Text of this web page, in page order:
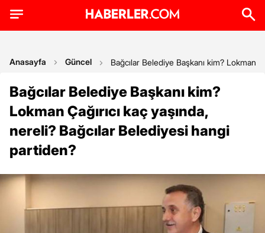
Anasayfa Güncel Bağcılar Belediye Başkanı kim? Lokman
Bağcılar Belediye Başkanı kim?
Lokman Çağırıcı kaç yaşında,
nereli? Bağcılar Belediyesi hangi
partiden?